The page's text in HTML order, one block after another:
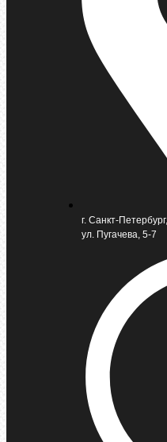
г. Санкт-Петербург,
ул. Пугачева, 5-7